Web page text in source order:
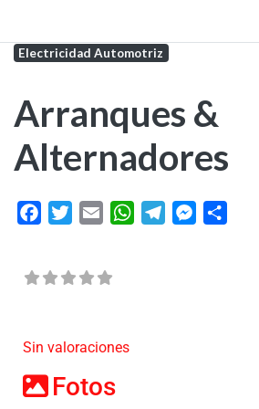
Electricidad Automotriz
Arranques &
Alternadores
FacebookTwitterEmail WhatsAppTelegramMessenger
Sin valoraciones
Fotos